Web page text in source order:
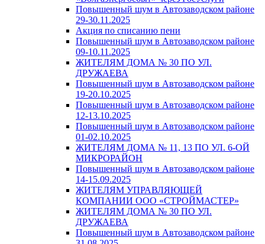
Повышенный шум в Автозаводском районе
29-30.11.2025
Акция по списанию пени
Повышенный шум в Автозаводском районе
09-10.11.2025
ЖИТЕЛЯМ ДОМА № 30 ПО УЛ.
ДРУЖАЕВА
Повышенный шум в Автозаводском районе
19-20.10.2025
Повышенный шум в Автозаводском районе
12-13.10.2025
Повышенный шум в Автозаводском районе
01-02.10.2025
ЖИТЕЛЯМ ДОМА № 11, 13 ПО УЛ. 6-ОЙ
МИКРОРАЙОН
Повышенный шум в Автозаводском районе
14-15.09.2025
ЖИТЕЛЯМ УПРАВЛЯЮЩЕЙ
КОМПАНИИ ООО «СТРОЙМАСТЕР»
ЖИТЕЛЯМ ДОМА № 30 ПО УЛ.
ДРУЖАЕВА
Повышенный шум в Автозаводском районе